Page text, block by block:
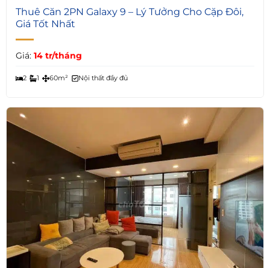
4
Thuê Căn 2PN Galaxy 9 – Lý Tưởng Cho Cặp Đôi,
Giá Tốt Nhất
Giá: 14 tr/tháng
2 1 60m² Nội thất đầy đủ